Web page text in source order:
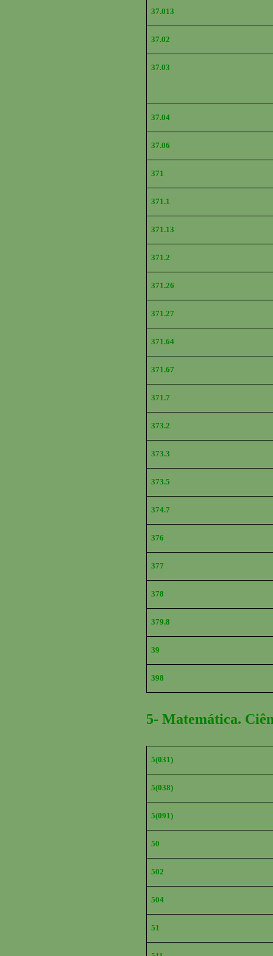
37.013
37.02
37.03
37.04
37.06
371
371.1
371.13
371.2
371.26
371.27
371.64
371.67
371.7
373.2
373.3
373.5
374.7
376
377
378
379.8
39
398
5- Matemática.
5(031)
5(038)
5(091)
50
502
504
51